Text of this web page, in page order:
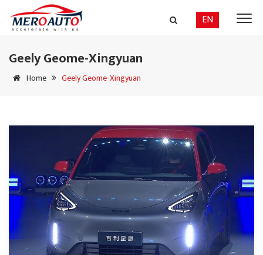
EN
Geely Geome-Xingyuan
Home Geely Geome-Xingyuan